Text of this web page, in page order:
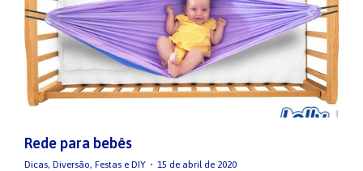
Rede para bebês
Dicas, Diversão, Festas e DIY 15 de abril de 2020